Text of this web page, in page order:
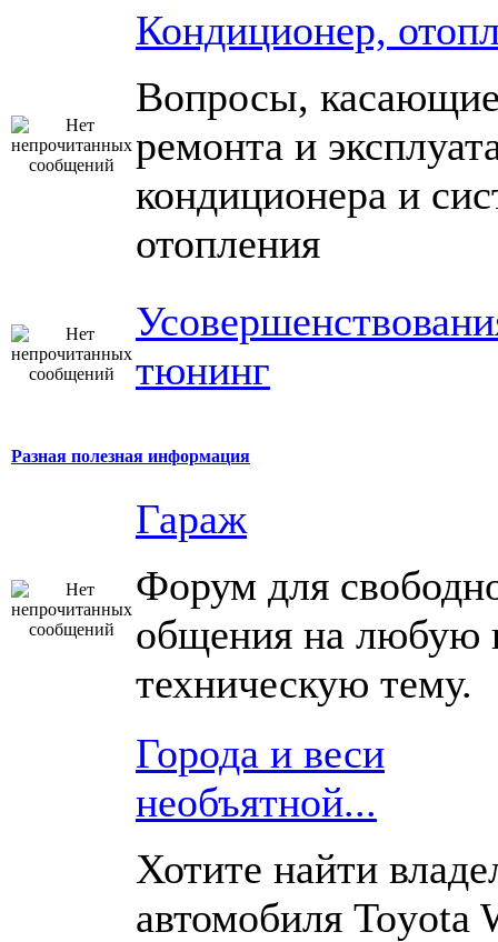
Кондиционер,
Вопросы,
ремонта и
кондиционера и
отопления
тюнинг
Разная полезная информация
Гараж
Форум для
общения на любую
техническую тему.
Города и веси
необъятной...
Хотите найти
автомобиля Toyota